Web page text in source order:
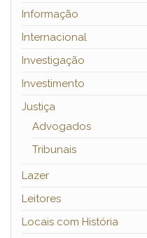
Informação
Internacional
Investigação
Investimento
Justiça
Advogados
Tribunais
Lazer
Leitores
Locais com História